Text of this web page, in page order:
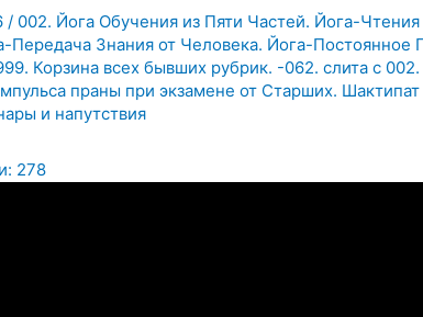
/ 002. Йога Обучения из Пяти Частей. Йога-
Передача Знания от Человека. Йога-Постоянное
Корзина всех бывших рубрик. -062. слита с
праны при экзамене от Старших.
и напутствия
278